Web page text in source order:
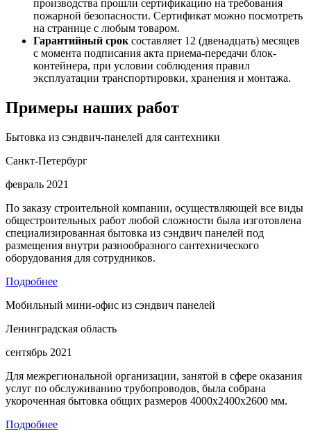
производства прошли сертификацию на требования
пожарной безопасности. Сертификат можно посмотреть
на странице с любым товаром.
Гарантийный срок составляет 12 (двенадцать) месяцев
с момента подписания акта приема-передачи блок-
контейнера, при условии соблюдения правил
эксплуатации транспортировки, хранения и монтажа.
Примеры наших работ
Бытовка из сэндвич-панелей для сантехники
Санкт-Петербург
февраль 2021
По заказу строительной компании, осуществляющей все виды
общестроительных работ любой сложности была изготовлена
специализированная бытовка из сэндвич панелей под
размещения внутри разнообразного сантехнического
оборудования для сотрудников.
Подробнее
Мобильный мини-офис из сэндвич панелей
Ленинградская область
сентябрь 2021
Для межрегиональной организации, занятой в сфере оказания
услуг по обслуживанию трубопроводов, была собрана
укороченная бытовка общих размеров 4000х2400х2600 мм.
Подробнее